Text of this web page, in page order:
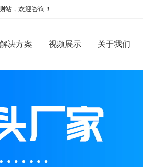
站，欢迎咨询！
解决方案 视频展示 关于我们